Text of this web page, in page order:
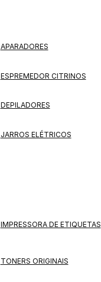
APARADORES
ESPREMEDOR CITRINOS
DEPILADORES
JARROS ELÉTRICOS
IMPRESSORA DE ETIQUETAS
TONERS ORIGINAIS